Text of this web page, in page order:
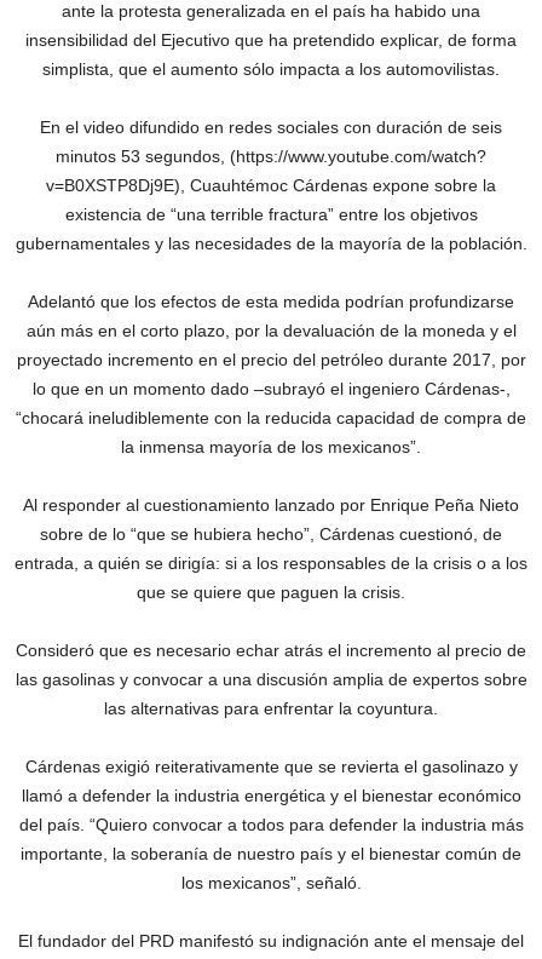
ante la protesta generalizada en el país ha habido una
insensibilidad del Ejecutivo que ha pretendido explicar, de forma
simplista, que el aumento sólo impacta a los automovilistas.
En el video difundido en redes sociales con duración de seis
minutos 53 segundos, (https://www.youtube.com/watch?
v=B0XSTP8Dj9E), Cuauhtémoc Cárdenas expone sobre la
existencia de “una terrible fractura” entre los objetivos
gubernamentales y las necesidades de la mayoría de la población.
Adelantó que los efectos de esta medida podrían profundizarse
aún más en el corto plazo, por la devaluación de la moneda y el
proyectado incremento en el precio del petróleo durante 2017, por
lo que en un momento dado –subrayó el ingeniero Cárdenas-,
“chocará ineludiblemente con la reducida capacidad de compra de
la inmensa mayoría de los mexicanos”.
Al responder al cuestionamiento lanzado por Enrique Peña Nieto
sobre de lo “que se hubiera hecho”, Cárdenas cuestionó, de
entrada, a quién se dirigía: si a los responsables de la crisis o a los
que se quiere que paguen la crisis.
Consideró que es necesario echar atrás el incremento al precio de
las gasolinas y convocar a una discusión amplia de expertos sobre
las alternativas para enfrentar la coyuntura.
Cárdenas exigió reiterativamente que se revierta el gasolinazo y
llamó a defender la industria energética y el bienestar económico
del país. “Quiero convocar a todos para defender la industria más
importante, la soberanía de nuestro país y el bienestar común de
los mexicanos”, señaló.
El fundador del PRD manifestó su indignación ante el mensaje del